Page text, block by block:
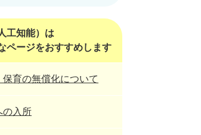
工知能）は
ページをおすすめします
育の無償化について
の入所